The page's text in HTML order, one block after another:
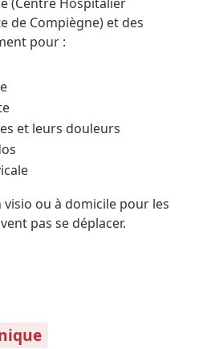
de Compiègne) et des
pour :
et leurs douleurs
visio ou à domicile pour les
pas se déplacer.